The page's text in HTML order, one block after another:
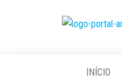
INÍCIO